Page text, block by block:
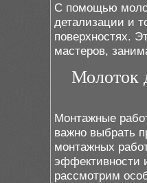
С помощью
детализации и
поверхностях.
мастеров,
Молоток
Монтажные
важно выбрать
монтажных
эффективности
рассмотрим